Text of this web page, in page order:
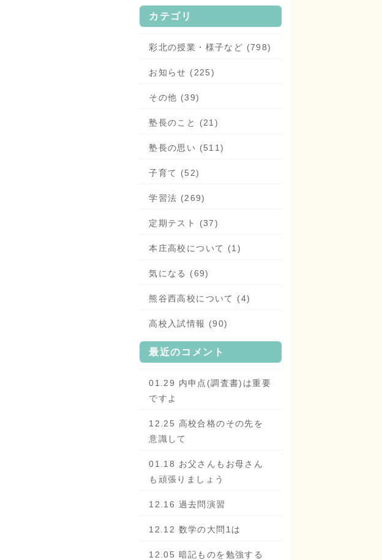
カテゴリ
彩北の授業・様子など (798)
お知らせ (225)
その他 (39)
塾長のこと (21)
塾長の思い (511)
子育て (52)
学習法 (269)
定期テスト (37)
本庄高校について (1)
気になる (69)
熊谷西高校について (4)
高校入試情報 (90)
最近のコメント
01.29 内申点(調査書)は重要
ですよ
12.25 高校合格のその先を
意識して
01.18 お父さんもお母さん
も頑張りましょう
12.16 過去問演習
12.12 数学の大問1は
12.05 暗記ものを勉強する